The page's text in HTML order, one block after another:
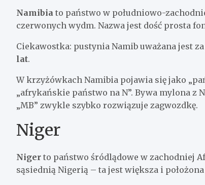
Namibia to państwo w południowo-
czerwonych wydm. Nazwa jest dość prosta
Ciekawostka: pustynia Namib uważana jest
lat.
W krzyżówkach Namibia pojawia się jako
„afrykańskie państwo na N”. Bywa mylona z
„MB” zwykle szybko rozwiązuje zagwozdkę.
Niger
Niger to państwo śródlądowe w zachodniej
sąsiednią Nigerią – ta jest większa i położona